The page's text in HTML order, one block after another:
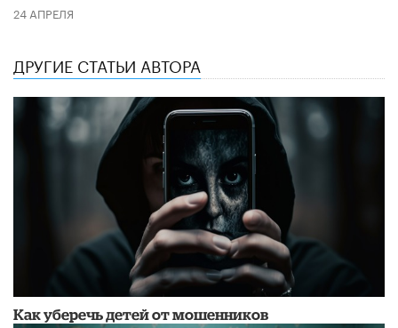
24 АПРЕЛЯ
ДРУГИЕ СТАТЬИ АВТОРА
Как уберечь детей от мошенников